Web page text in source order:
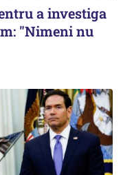
a investiga
"Nimeni nu